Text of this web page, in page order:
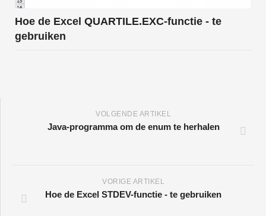
Hoe de Excel QUARTILE.EXC-functie - te
gebruiken
VOLGENDE ARTIKEL
Java-programma om de enum te herhalen
VORIGE ARTIKEL
Hoe de Excel STDEV-functie - te gebruiken